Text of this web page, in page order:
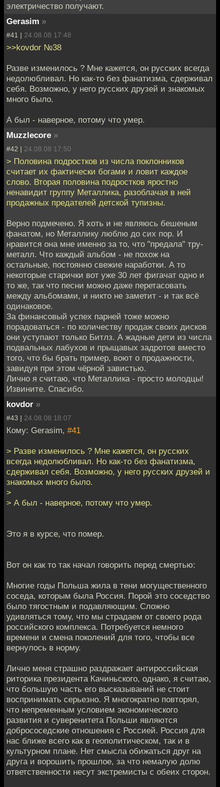
электричество получают.
Gerasim »
#41 | 24.08.08 17:48
>>kovdor №38
Разве изменилось ? Мне кажется, он русских всегда
недолюбливал. Но как-то без фанатизма, сдерживал
себя. Возможно, у него русских друзей и знакомых
много было.
А был - наверное, потому что умер.
Muzzlecore »
#42 | 24.08.08 17:50
> Половина подростков из числа поклонников
считает их фактически богами и ловит каждое
слово. Вторая половина подростков яростно
ненавидит группу Металлика, разоблачая в ней
продажных предателей детской тупизны.
Верно подмечено. Я хоть и не являюсь бешеным
фанатом, но Металлику люблю до сих пор. И
нравится она мне именно за то, что "предала" тру-
металл. Что каждый альбом - не похож на
остальные, постоянно свежие наработки. А то
некоторые старички вот уже 30 лет фигачат одно и
то же, так что песни можно даже перетасовать
между альбомами, и никто не заметит - и так всё
одинаковое.
За финансовый успех парней тоже можно
порадоваться - по количеству продаж своих дисков
они уступают только Битлз. А жадные дети из числа
подвальных лабухов и прыщавых задротов вместо
того, что бы брать пример, воют о продажности,
завидуя при этом чёрной завистью.
Лично я считаю, что Металлика - просто молодцы!
Извините. Спасибо.
kovdor »
#43 | 24.08.08 18:07
Кому: Gerasim, #41
> Разве изменилось ? Мне кажется, он русских
всегда недолюбливал. Но как-то без фанатизма,
сдерживал себя. Возможно, у него русских друзей и
знакомых много было.
>
> А был - наверное, потому что умер.
Это я в курсе, что помер.
Вот он как то так начал говорить перед смертью:
Многие годы Польша жила в тени могущественного
соседа, которым была Россия. Порой это соседство
было тягостным и подавляющим. Сложно
удивляться тому, что мы страдаем от своего рода
российского комплекса. Потребуется немного
времени и смена поколений для того, чтобы все
вернулось в норму.
Лично меня страшно раздражает антироссийская
риторика президента Качиньского, однако, я считаю,
что большую часть его высказываний не стоит
воспринимать серьезно. Я многократно повторял,
что непременным условием экономического
развития и суверенитета Польши являются
добрососедские отношения с Россией. Россия для
нас ближе всего как в геополитическом, так и в
культурном плане. Нет смысла обижаться друг на
друга и ворошить прошлое, за что немалую долю
ответственности несут экстремисты с обеих сторон.